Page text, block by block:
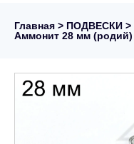
Главная > ПОДВЕСКИ >
Аммонит 28 мм (родий)